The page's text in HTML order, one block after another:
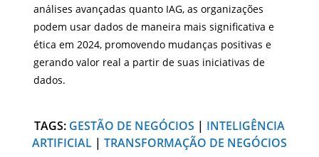
análises avançadas quanto IAG, as organizações
podem usar dados de maneira mais significativa e
ética em 2024, promovendo mudanças positivas e
gerando valor real a partir de suas iniciativas de
dados.
TAGS: GESTÃO DE NEGÓCIOS | INTELIGÊNCIA
ARTIFICIAL | TRANSFORMAÇÃO DE NEGÓCIOS